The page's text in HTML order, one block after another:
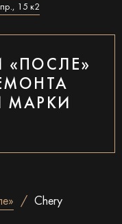
15 к2
«ПОСЛЕ»
МАРКИ
Chery